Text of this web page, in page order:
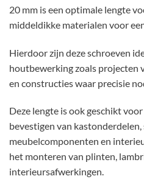
20 mm is een optimale lengte
middeldikke materialen voor
Hierdoor zijn deze schroeven
houtbewerking zoals projecten
en constructies waar precisie
Deze lengte is ook geschikt
bevestigen van
meubelcomponenten en
het monteren van plinten,
interieursafwerkingen.